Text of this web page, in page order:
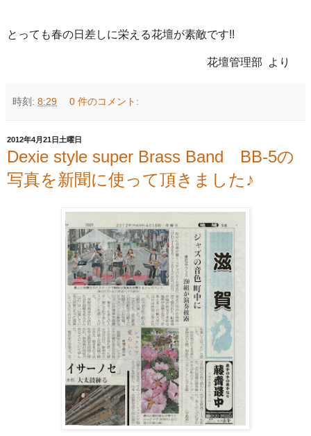
とっても春の日差しに栄える花壇が素敵です!!
花壇管理部 より
時刻: 8:29 0 件のコメント:
2012年4月21日土曜日
Dexie style super Brass Band BB-5の
写真を新聞に使って頂きました♪